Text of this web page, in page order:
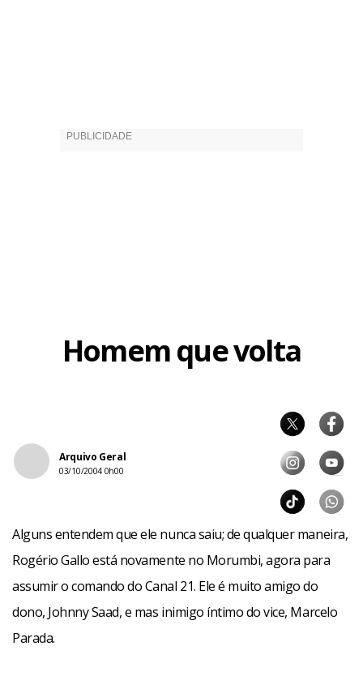
Homem que volta
Arquivo Geral
03/10/2004 0h00
Alguns entendem que ele nunca saiu; de qualquer maneira,
Rogério Gallo está novamente no Morumbi, agora para
assumir o comando do Canal 21. Ele é muito amigo do
dono, Johnny Saad, e mas inimigo íntimo do vice, Marcelo
Parada.